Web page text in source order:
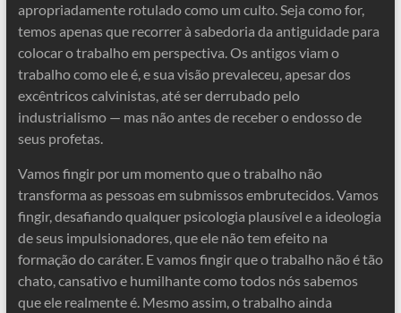
apropriadamente rotulado como um culto. Seja como for,
temos apenas que recorrer à sabedoria da antiguidade para
colocar o trabalho em perspectiva. Os antigos viam o
trabalho como ele é, e sua visão prevaleceu, apesar dos
excêntricos calvinistas, até ser derrubado pelo
industrialismo — mas não antes de receber o endosso de
seus profetas.
Vamos fingir por um momento que o trabalho não
transforma as pessoas em submissos embrutecidos. Vamos
fingir, desafiando qualquer psicologia plausível e a ideologia
de seus impulsionadores, que ele não tem efeito na
formação do caráter. E vamos fingir que o trabalho não é tão
chato, cansativo e humilhante como todos nós sabemos
que ele realmente é. Mesmo assim, o trabalho ainda